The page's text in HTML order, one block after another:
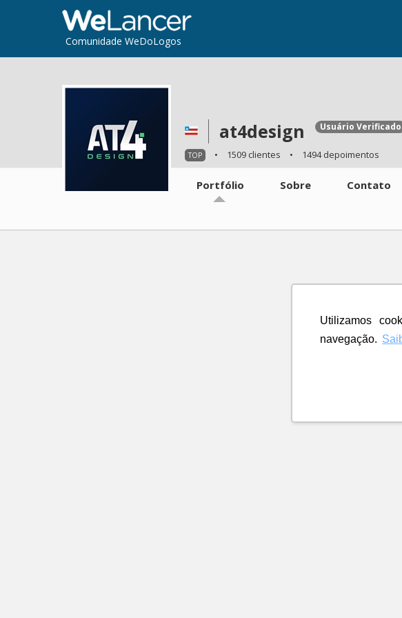
Utilizamos
navegação.
Comunidade WeDoLogos
at4design Usuário Verificado
TOP • 1509 clientes • 1494 depoimentos
Portfólio Sobre Contato